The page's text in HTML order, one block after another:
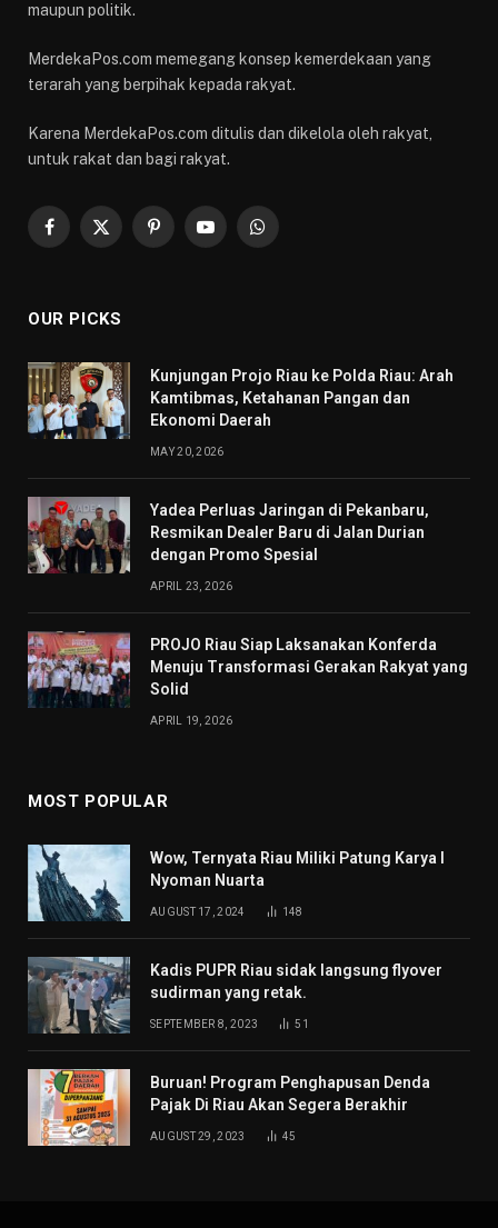
maupun politik.
MerdekaPos.com memegang konsep kemerdekaan yang
terarah yang berpihak kepada rakyat.
Karena MerdekaPos.com ditulis dan dikelola oleh rakyat,
untuk rakat dan bagi rakyat.
Facebook
X
PinterestYouTubeWhatsApp
OUR PICKS
Kunjungan Projo Riau ke Polda Riau: Arah
Kamtibmas, Ketahanan Pangan dan
Ekonomi Daerah
MAY 20, 2026
Yadea Perluas Jaringan di Pekanbaru,
Resmikan Dealer Baru di Jalan Durian
dengan Promo Spesial
APRIL 23, 2026
PROJO Riau Siap Laksanakan Konferda
Menuju Transformasi Gerakan Rakyat yang
Solid
APRIL 19, 2026
MOST POPULAR
Wow, Ternyata Riau Miliki Patung Karya I
Nyoman Nuarta
AUGUST 17, 2024 148
Kadis PUPR Riau sidak langsung flyover
sudirman yang retak.
SEPTEMBER 8, 2023 51
Buruan! Program Penghapusan Denda
Pajak Di Riau Akan Segera Berakhir
AUGUST 29, 2023 45